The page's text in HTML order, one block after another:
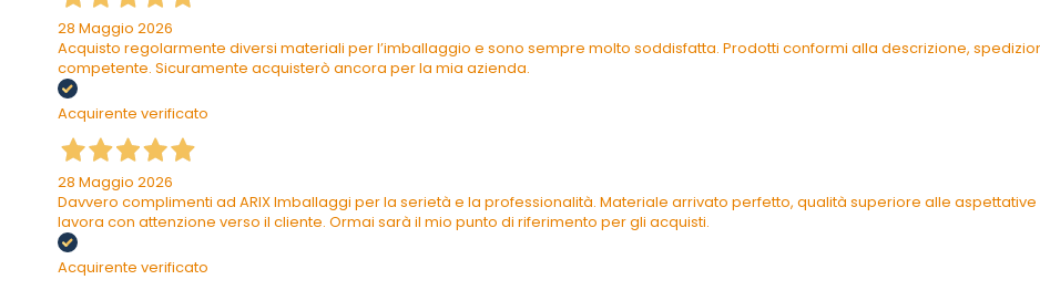
28 Maggio 2026
Acquisto regolarmente diversi materiali per l’imballaggio e sono sempre molto soddisfatta. Prodotti conformi alla descrizione,
competente. Sicuramente acquisterò ancora per la mia azienda.
Acquirente verificato
28 Maggio 2026
Davvero complimenti ad ARIX Imballaggi per la serietà e la professionalità. Materiale arrivato perfetto, qualità superiore alle
lavora con attenzione verso il cliente. Ormai sarà il mio punto di riferimento per gli acquisti.
Acquirente verificato